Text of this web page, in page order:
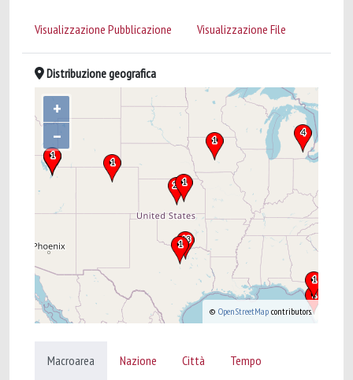
Visualizzazione Pubblicazione Visualizzazione File
Distribuzione geografica
+
–
© OpenStreetMap contributors.
Macroarea Nazione Città Tempo